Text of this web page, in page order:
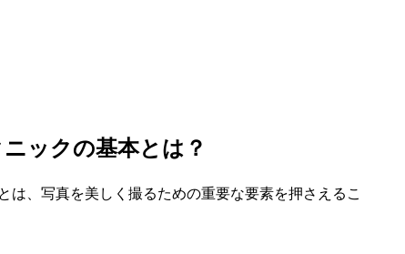
ックの基本とは？
は、写真を美しく撮るための重要な要素を押さえるこ